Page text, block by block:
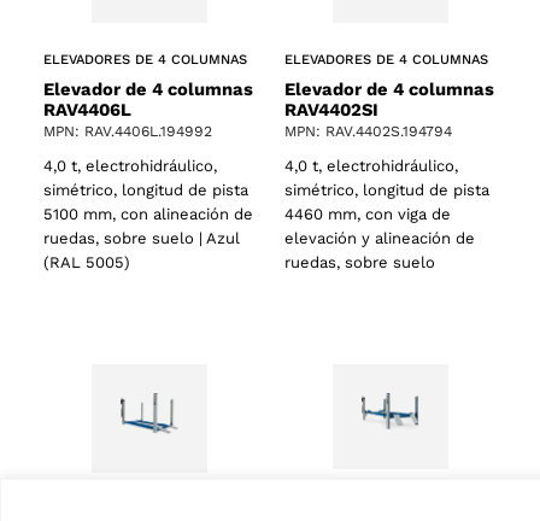
ELEVADORES DE 4 COLUMNAS
Elevador de 4 columnas
RAV4406L
MPN: RAV.4406L.194992
4,0 t, electrohidráulico,
simétrico, longitud de pista
5100 mm, con alineación de
ruedas, sobre suelo | Azul
(RAL 5005)
ELEVADORES DE 4 COLUMNAS
Elevador de 4 columnas
RAV4402SI
MPN: RAV.4402S.194794
4,0 t, electrohidráulico,
simétrico, longitud de pista
4460 mm, con viga de
elevación y alineación de
ruedas, sobre suelo